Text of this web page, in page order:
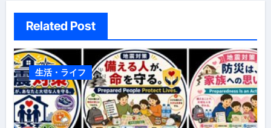
Related Post
生活・ライフ